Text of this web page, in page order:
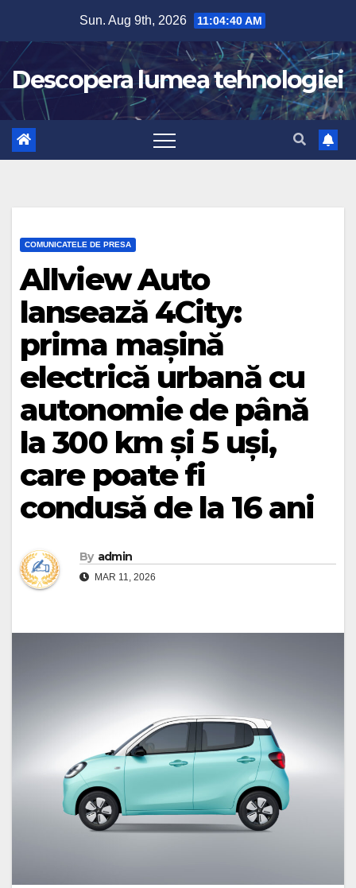
content
Sun. Aug 9th, 2026 11:04:41 AM
Descopera lumea tehnologiei
COMUNICATELE DE PRESA
Allview Auto
lansează 4City:
prima mașină
electrică urbană cu
autonomie de până
la 300 km și 5 uși,
care poate fi
condusă de la 16 ani
By admin
MAR 11, 2026